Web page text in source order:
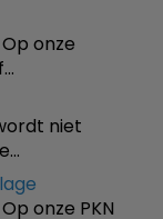
onze
niet
onze PKN